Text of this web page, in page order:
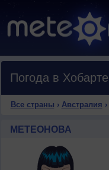
Погода в
Все страны › Австралия ›
МЕТЕОНОВА